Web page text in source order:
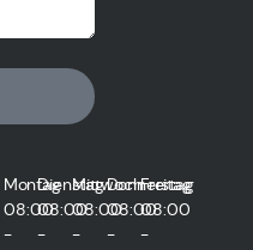
Montag
08:00
-
Dienstag
08:00
-
Mittwoch
08:00
-
Donnerstag
08:00
-
Freitag
08:00
-